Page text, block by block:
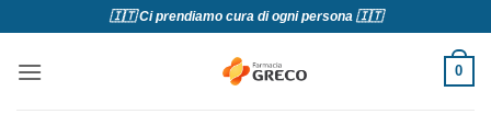
contenuti
🇮🇹 Ci prendiamo cura di ogni persona 🇮🇹
0